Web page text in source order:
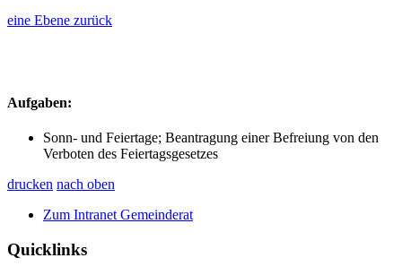
eine Ebene zurück
Aufgaben:
Sonn- und Feiertage; Beantragung einer Befreiung von den
Verboten des Feiertagsgesetzes
drucken nach oben
Zum Intranet Gemeinderat
Quicklinks